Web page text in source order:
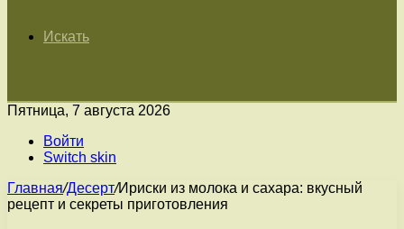
Искать
Пятница, 7 августа 2026
Войти
Switch skin
Главная/Десерт/Ириски из молока и сахара: вкусный
рецепт и секреты приготовления